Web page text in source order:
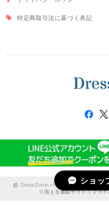
特定商取引法に基づく表記
DressZone-パーティードレス、プ
り揃える通販サイト |プラ
ショッ